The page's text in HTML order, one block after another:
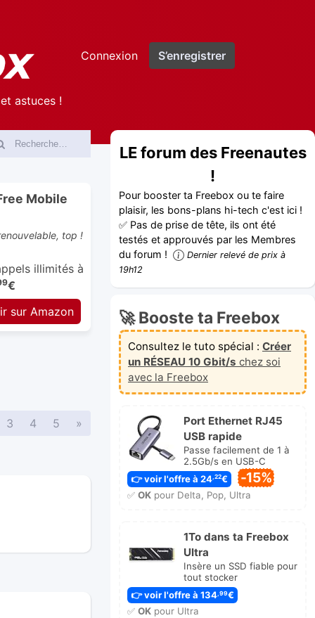
Connexion S’enregistrer
astuces !
Mobile
top !
illimités à
€
sur Amazon
3 4 5 »
LE forum des Freenautes
!
Pour booster ta Freebox ou te faire
plaisir, les bons-plans hi-tech c'est ici !
✅ Pas de prise de tête, ils ont été
testés et approuvés par les Membres
du forum !
Dernier relevé de prix à
19h12
🚀 Booste ta Freebox
Consultez le tuto spécial : Créer
un RÉSEAU 10 Gbit/s chez soi
avec la Freebox
Port Ethernet RJ45
USB rapide
Passe facilement de 1 à
2.5Gb/s en USB-C
👉 voir l'offre à 24,22€ -15%
✅ OKpour Delta, Pop, Ultra
1To dans ta Freebox
Ultra
Insère un SSD fiable pour
tout stocker
👉 voir l'offre à 134 ,99€
✅ OKpour Ultra